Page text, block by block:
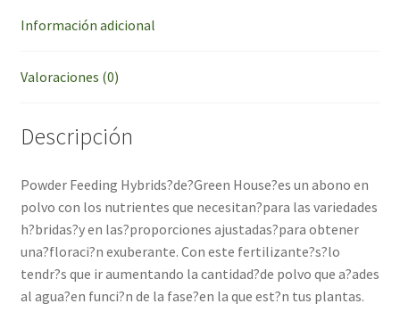
Información adicional
Valoraciones (0)
Descripción
Powder Feeding Hybrids?de?Green House?es un abono en
polvo con los nutrientes que necesitan?para las variedades
h?bridas?y en las?proporciones ajustadas?para obtener
una?floraci?n exuberante. Con este fertilizante?s?lo
tendr?s que ir aumentando la cantidad?de polvo que a?ades
al agua?en funci?n de la fase?en la que est?n tus plantas.